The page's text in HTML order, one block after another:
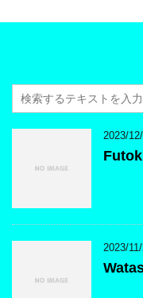
2023/
2023/